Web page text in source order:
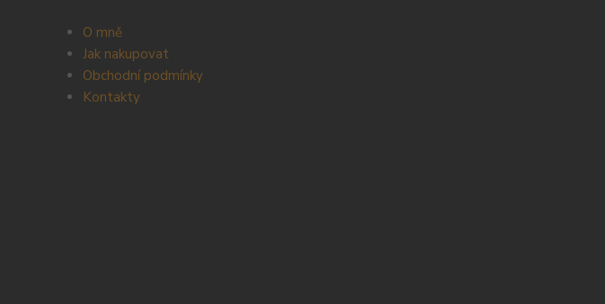
O mně
Jak nakupovat
Obchodní podmínky
Kontakty